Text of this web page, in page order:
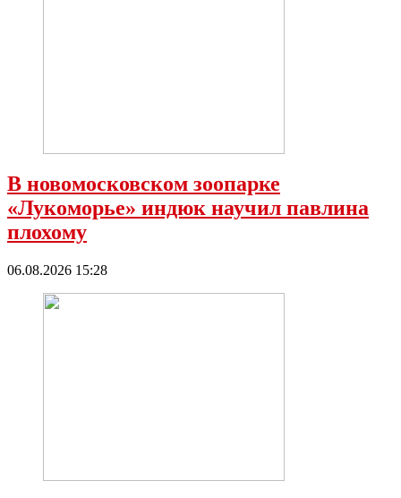
В новомосковском зоопарке
«Лукоморье» индюк научил павлина
плохому
06.08.2026 15:28